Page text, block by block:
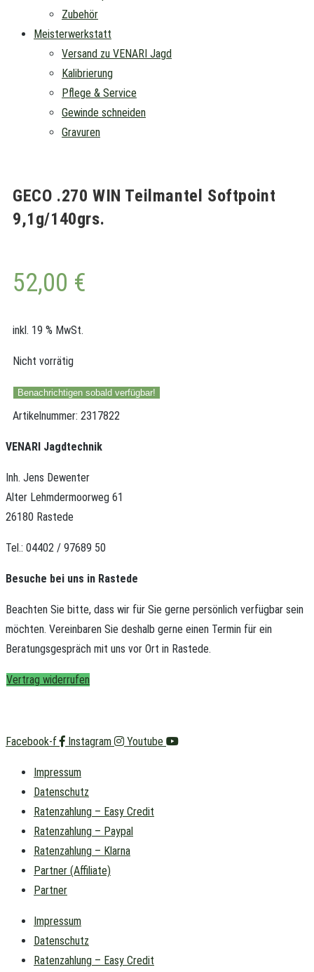
Zubehör
Meisterwerkstatt
Versand zu VENARI Jagd
Kalibrierung
Pflege & Service
Gewinde schneiden
Gravuren
GECO .270 WIN Teilmantel Softpoint
9,1g/140grs.
52,00 €
inkl. 19 % MwSt.
Nicht vorrätig
Benachrichtigen sobald verfügbar!
Artikelnummer: 2317822
VENARI Jagdtechnik
Inh. Jens Dewenter
Alter Lehmdermoorweg 61
26180 Rastede
Tel.: 04402 / 97689 50
Besuche bei uns in Rastede
Beachten Sie bitte, dass wir für Sie gerne persönlich verfügbar sein
möchten. Vereinbaren Sie deshalb gerne einen Termin für ein
Beratungsgespräch mit uns vor Ort in Rastede.
Vertrag widerrufen
Facebook-f Instagram Youtube
Impressum
Datenschutz
Ratenzahlung – Easy Credit
Ratenzahlung – Paypal
Ratenzahlung – Klarna
Partner (Affiliate)
Partner
Impressum
Datenschutz
Ratenzahlung – Easy Credit